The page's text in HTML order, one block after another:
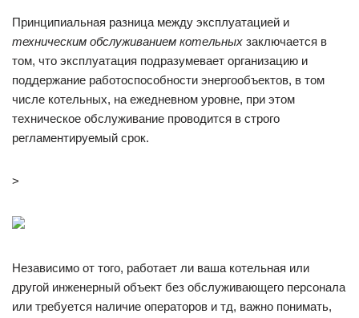
Принципиальная разница между эксплуатацией и
техническим обслуживанием котельных заключается в
том, что эксплуатация подразумевает организацию и
поддержание работоспособности энергообъектов, в том
числе котельных, на ежедневном уровне, при этом
техническое обслуживание проводится в строго
регламентируемый срок.
>
Независимо от того, работает ли ваша котельная или
другой инженерный объект без обслуживающего персонала
или требуется наличие операторов и тд, важно понимать,